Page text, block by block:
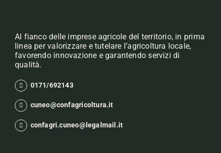
Al fianco delle imprese agricole del territorio, in prima
linea per valorizzare e tutelare l’agricoltura locale,
favorendo innovazione e garantendo servizi di
qualità.
0171/692143
cuneo@confagricoltura.it
confagri.cuneo@legalmail.it